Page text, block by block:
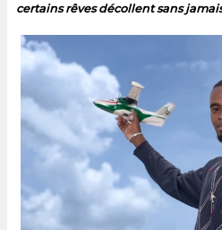
certains rêves décollent sans